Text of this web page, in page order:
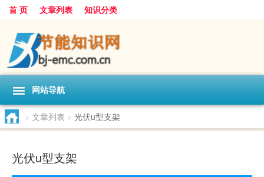
首 页 文章列表 知识分类
网站导航
> 文章列表 > 光伏u型支架
光伏u型支架